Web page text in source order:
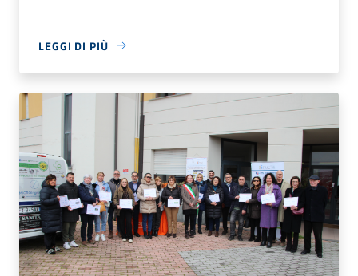
LEGGI DI PIÙ